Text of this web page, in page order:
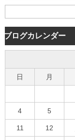
ブログカレンダー
日 月
4 5
11 12